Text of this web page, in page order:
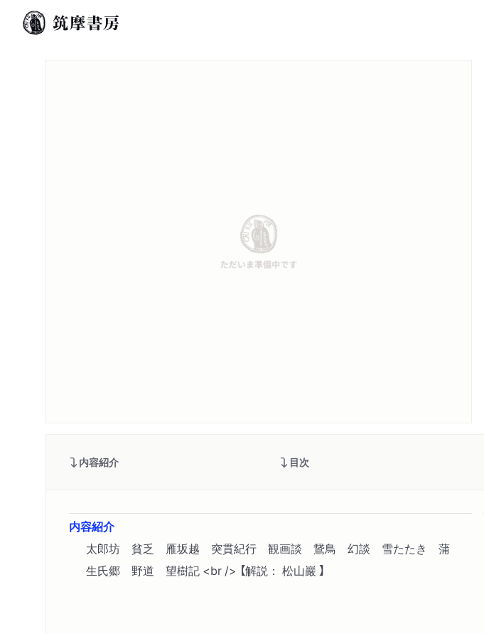
内容紹介 目次
内容紹介
太郎坊 貧乏 雁坂越 突貫紀行 観画談 鵞鳥 幻談 雪たたき 蒲
生氏郷 野道 望樹記 <br /> 【解説： 松山巖 】